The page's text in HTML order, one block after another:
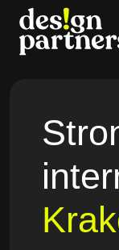
content